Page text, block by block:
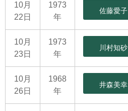
10月
22日
1973
年
佐藤愛子
10月
23日
1973
年
川村知砂
10月
26日
1968
年
井森美幸